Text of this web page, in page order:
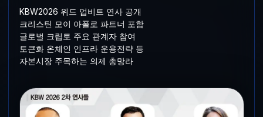
KBW2026 위드 업비트 연사 공개
크리스틴 모이 아폴로 파트너 포함
글로벌 크립토 주요 관계자 참여
토큰화 온체인 인프라 운용전략 등
자본시장 주목하는 의제 총망라